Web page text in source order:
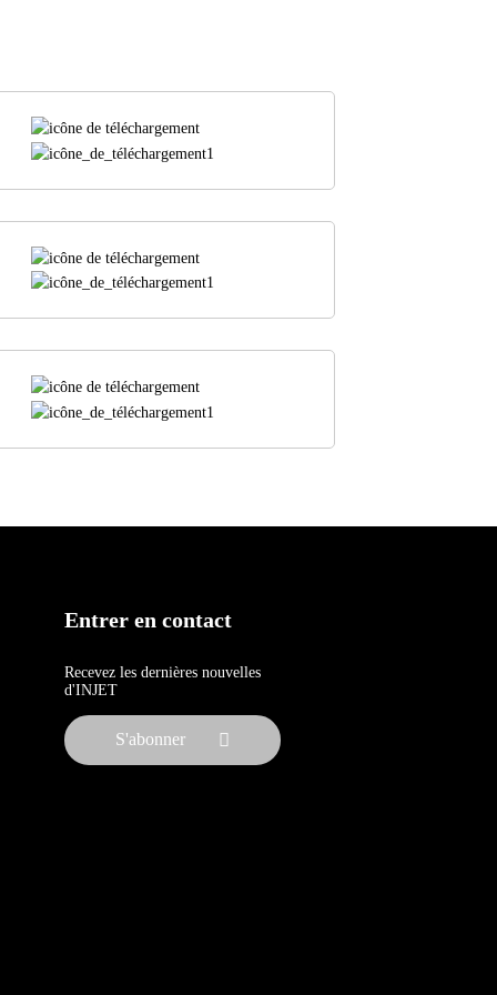
Entrer en contact
Recevez les dernières nouvelles
d'INJET
S'abonner